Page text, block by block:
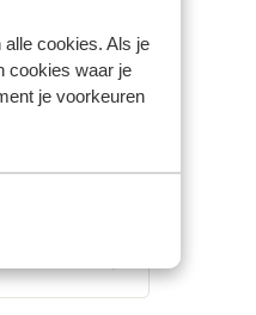
cookies. Als je
cookies waar je
je voorkeuren